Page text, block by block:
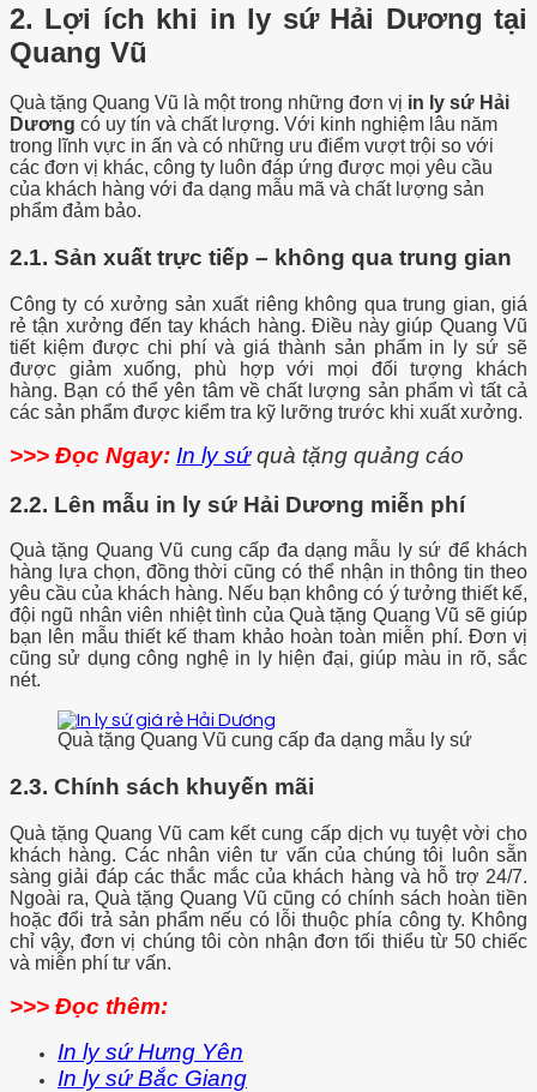
2. Lợi ích khi in ly sứ Hải Dương tại
Quang Vũ
Quà tặng Quang Vũ là một trong những đơn vị in ly sứ Hải
Dương có uy tín và chất lượng. Với kinh nghiệm lâu năm
trong lĩnh vực in ấn và có những ưu điểm vượt trội so với
các đơn vị khác, công ty luôn đáp ứng được mọi yêu cầu
của khách hàng với đa dạng mẫu mã và chất lượng sản
phẩm đảm bảo.
2.1. Sản xuất trực tiếp – không qua trung gian
Công ty có xưởng sản xuất riêng không qua trung gian, giá
rẻ tận xưởng đến tay khách hàng. Điều này giúp Quang Vũ
tiết kiệm được chi phí và giá thành sản phẩm in ly sứ sẽ
được giảm xuống, phù hợp với mọi đối tượng khách
hàng. Bạn có thể yên tâm về chất lượng sản phẩm vì tất cả
các sản phẩm được kiểm tra kỹ lưỡng trước khi xuất xưởng.
>>> Đọc Ngay: In ly sứquà tặng quảng cáo
2.2. Lên mẫu in ly sứ Hải Dương miễn phí
Quà tặng Quang Vũ cung cấp đa dạng mẫu ly sứ để khách
hàng lựa chọn, đồng thời cũng có thể nhận in thông tin theo
yêu cầu của khách hàng. Nếu bạn không có ý tưởng thiết kế,
đội ngũ nhân viên nhiệt tình của Quà tặng Quang Vũ sẽ giúp
bạn lên mẫu thiết kế tham khảo hoàn toàn miễn phí. Đơn vị
cũng sử dụng công nghệ in ly hiện đại, giúp màu in rõ, sắc
nét.
Quà tặng Quang Vũ cung cấp đa dạng mẫu ly sứ
2.3. Chính sách khuyến mãi
Quà tặng Quang Vũ cam kết cung cấp dịch vụ tuyệt vời cho
khách hàng. Các nhân viên tư vấn của chúng tôi luôn sẵn
sàng giải đáp các thắc mắc của khách hàng và hỗ trợ 24/7.
Ngoài ra, Quà tặng Quang Vũ cũng có chính sách hoàn tiền
hoặc đổi trả sản phẩm nếu có lỗi thuộc phía công ty. Không
chỉ vậy, đơn vị chúng tôi còn nhận đơn tối thiểu từ 50 chiếc
và miễn phí tư vấn.
>>> Đọc thêm:
In ly sứ Hưng Yên
In ly sứ Bắc Giang